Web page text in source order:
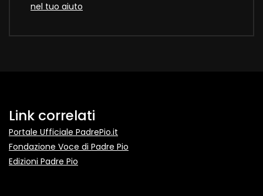
nel tuo aiuto
Link correlati
Portale Ufficiale PadrePio.it
Fondazione Voce di Padre Pio
Edizioni Padre Pio